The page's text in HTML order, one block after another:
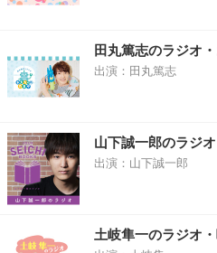
田丸篤志のラジオ
出演：田丸篤志
山下誠一郎のラジ
出演：山下誠一郎
土岐隼一のラジオ